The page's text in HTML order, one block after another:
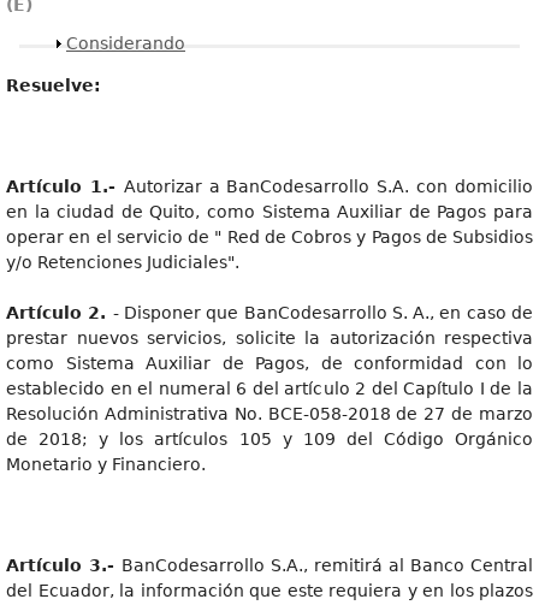
(E)
Mostrar
Considerando
Resuelve:
Artículo 1.- Autorizar a BanCodesarrollo S.A. con domicilio
en la ciudad de Quito, como Sistema Auxiliar de Pagos para
operar en el servicio de " Red de Cobros y Pagos de Subsidios
y/o Retenciones Judiciales".
Artículo 2. - Disponer que BanCodesarrollo S. A., en caso de
prestar nuevos servicios, solicite la autorización respectiva
como Sistema Auxiliar de Pagos, de conformidad con lo
establecido en el numeral 6 del artículo 2 del Capítulo I de la
Resolución Administrativa No. BCE-058-2018 de 27 de marzo
de 2018; y los artículos 105 y 109 del Código Orgánico
Monetario y Financiero.
Artículo 3.- BanCodesarrollo S.A., remitirá al Banco Central
del Ecuador, la información que este requiera y en los plazos